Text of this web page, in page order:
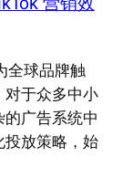
全球品牌触
于众多中小
广告系统中
放策略，始